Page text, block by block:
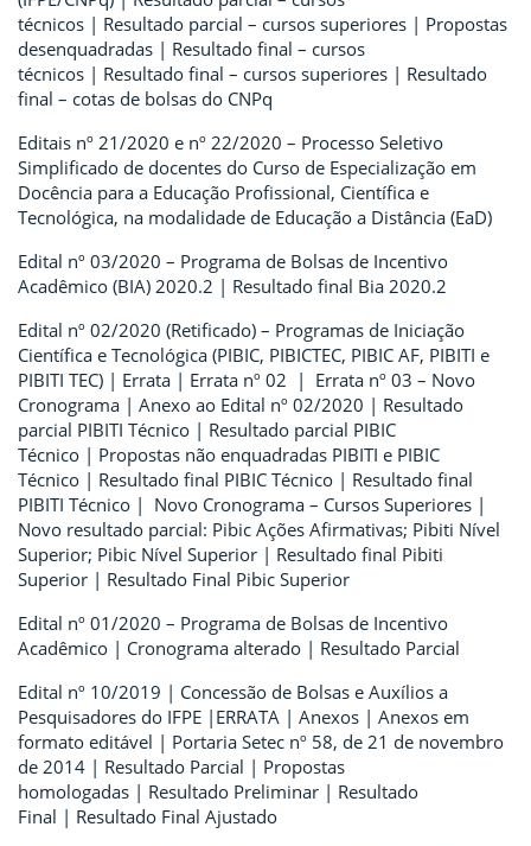
técnicos | Resultado parcial – cursos superiores | Propostas
desenquadradas | Resultado final – cursos
técnicos | Resultado final – cursos superiores | Resultado
final – cotas de bolsas do CNPq
Editais nº 21/2020 e nº 22/2020 – Processo Seletivo
Simplificado de docentes do Curso de Especialização em
Docência para a Educação Profissional, Científica e
Tecnológica, na modalidade de Educação a Distância (EaD)
Edital nº 03/2020 – Programa de Bolsas de Incentivo
Acadêmico (BIA) 2020.2 | Resultado final Bia 2020.2
Edital nº 02/2020 (Retificado) – Programas de Iniciação
Científica e Tecnológica (PIBIC, PIBICTEC, PIBIC AF, PIBITI e
PIBITI TEC) | Errata | Errata nº 02 | Errata nº 03 – Novo
Cronograma | Anexo ao Edital nº 02/2020 | Resultado
parcial PIBITI Técnico | Resultado parcial PIBIC
Técnico | Propostas não enquadradas PIBITI e PIBIC
Técnico | Resultado final PIBIC Técnico | Resultado final
PIBITI Técnico | Novo Cronograma – Cursos Superiores |
Novo resultado parcial: Pibic Ações Afirmativas; Pibiti Nível
Superior; Pibic Nível Superior | Resultado final Pibiti
Superior | Resultado Final Pibic Superior
Edital nº 01/2020 – Programa de Bolsas de Incentivo
Acadêmico | Cronograma alterado | Resultado Parcial
Edital nº 10/2019 | Concessão de Bolsas e Auxílios a
Pesquisadores do IFPE |ERRATA | Anexos | Anexos em
formato editável | Portaria Setec nº 58, de 21 de novembro
de 2014 | Resultado Parcial | Propostas
homologadas | Resultado Preliminar | Resultado
Final | Resultado Final Ajustado